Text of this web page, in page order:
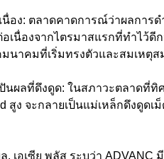
อง: ตลาดคาดการณ์ว่าผลการ
อเนื่องจากไตรมาสแรกที่ทำไว้
นาคมที่เริ่มทรงตัวและสมเหตุส
นผลที่ดึงดูด: ในสภาวะตลาดที่ทิ
สูง จะกลายเป็นแม่เหล็กดึงดูด
. เอเซีย พลัส ระบุว่า